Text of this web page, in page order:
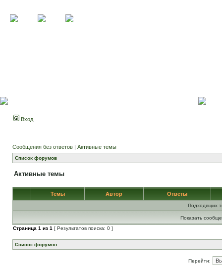
Вход
Сообщения без ответов | Активные темы
Список форумов
Активные темы
Темы Автор Ответы
Подходящих
Показать
Страница 1 из 1 [ Результатов поиска: 0 ]
Список форумов
Перейти: